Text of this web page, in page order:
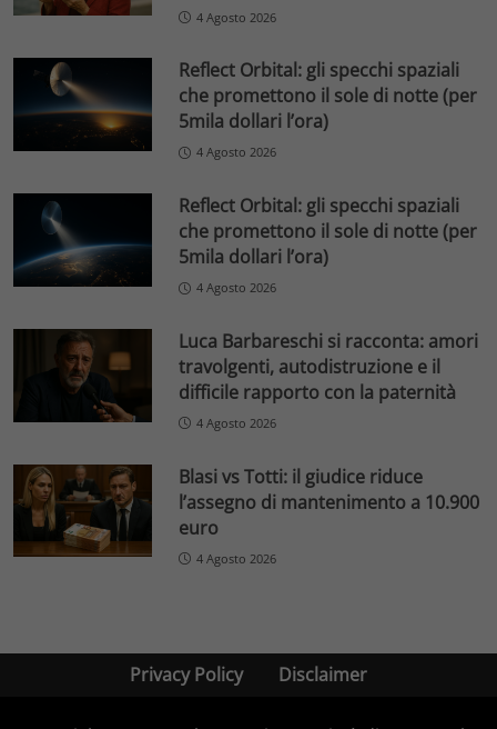
4 Agosto 2026
Reflect Orbital: gli specchi spaziali
che promettono il sole di notte (per
5mila dollari l’ora)
4 Agosto 2026
Reflect Orbital: gli specchi spaziali
che promettono il sole di notte (per
5mila dollari l’ora)
4 Agosto 2026
Luca Barbareschi si racconta: amori
travolgenti, autodistruzione e il
difficile rapporto con la paternità
4 Agosto 2026
Blasi vs Totti: il giudice riduce
l’assegno di mantenimento a 10.900
euro
4 Agosto 2026
Privacy Policy Disclaimer